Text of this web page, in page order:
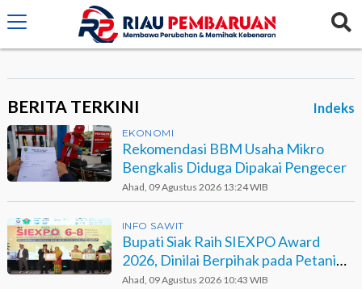
crossorigin="anonymous">
BERITA TERKINI Indeks
EKONOMI
Rekomendasi BBM Usaha Mikro
Bengkalis Diduga Dipakai Pengecer
Ahad, 09 Agustus 2026 13:24 WIB
INFO SAWIT
Bupati Siak Raih SIEXPO Award
2026, Dinilai Berpihak pada Petani
Sawit
Ahad, 09 Agustus 2026 10:43 WIB